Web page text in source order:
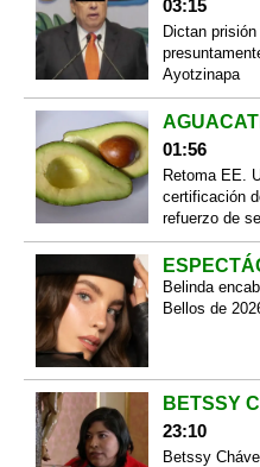
03:15
Dictan
Ayotzinapa
01:56
Retoma EE.
certificación
refuerzo de
Belinda
Bellos de
BETSSY
23:10
Betssy